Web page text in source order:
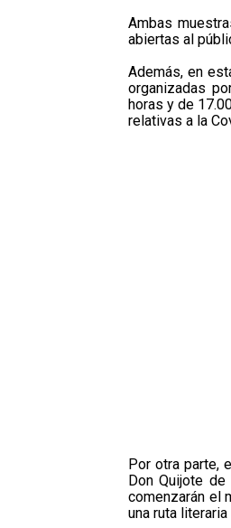
Ambas
abiertas al
Además, en
organizadas
horas y de
relativas a la
Por otra parte,
Don Quijote
comenzarán el
una ruta